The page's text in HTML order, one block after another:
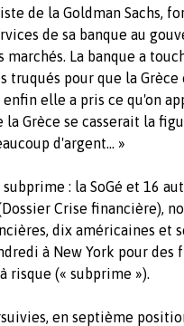
de la Goldman Sachs,
de sa banque au
La banque a
truqués pour que la
elle a pris ce qu'on
Grèce se casserait la
d'argent... »
: la SoGé et 16
Crise financière),
dix américaines et
à New York pour des
risque (« subprime »).
en septième